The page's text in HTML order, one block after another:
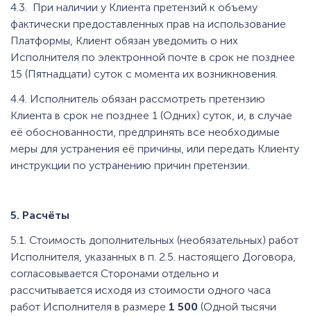
4.3. При наличии у Клиента претензий к объему
фактически предоставленных прав на использование
Платформы, Клиент обязан уведомить о них
Исполнителя по электронной почте в срок не позднее
15 (Пятнадцати) суток с момента их возникновения.
4.4. Исполнитель обязан рассмотреть претензию
Клиента в срок не позднее 1 (Одних) суток, и, в случае
её обоснованности, предпринять все необходимые
меры для устранения её причины, или передать Клиенту
инструкции по устранению причин претензии.
5. Расчёты
5.1. Стоимость дополнительных (необязательных) работ
Исполнителя, указанных в п. 2.5. настоящего Договора,
согласовывается Сторонами отдельно и
рассчитывается исходя из стоимости одного часа
работ Исполнителя в размере 1 500 (Одной тысячи